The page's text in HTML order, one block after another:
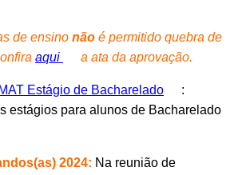
de ensino não é permitido quebra de
aqui a ata da aprovação.
Estágio de Bacharelado
:
estágios para alunos de Bacharelado
2024: Na reunião de